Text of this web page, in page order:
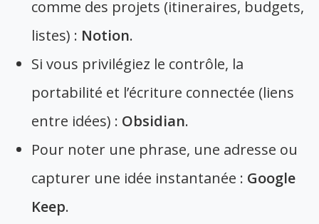
comme des projets (itineraires, budgets,
listes) : Notion.
Si vous privilégiez le contrôle, la
portabilité et l’écriture connectée (liens
entre idées) : Obsidian.
Pour noter une phrase, une adresse ou
capturer une idée instantanée : Google
Keep.